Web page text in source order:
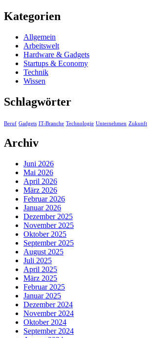
Kategorien
Allgemein
Arbeitswelt
Hardware & Gadgets
Startups & Economy
Technik
Wissen
Schlagwörter
Beruf Gadgets IT-Branche Technologie Unternehmen Zukunft
Archiv
Juni 2026
Mai 2026
April 2026
März 2026
Februar 2026
Januar 2026
Dezember 2025
November 2025
Oktober 2025
September 2025
August 2025
Juli 2025
April 2025
März 2025
Februar 2025
Januar 2025
Dezember 2024
November 2024
Oktober 2024
September 2024